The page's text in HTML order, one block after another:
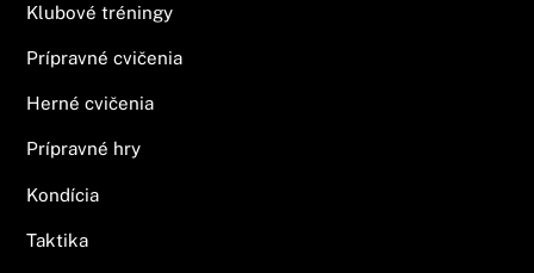
Klubové tréningy
Prípravné cvičenia
Herné cvičenia
Prípravné hry
Kondícia
Taktika